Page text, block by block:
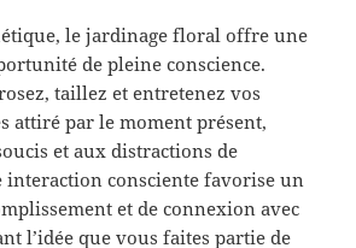
le jardinage floral offre une
de pleine conscience.
taillez et entretenez vos
attiré par le moment présent,
et aux distractions de
interaction consciente favorise un
et de connexion avec
l’idée que vous faites partie de